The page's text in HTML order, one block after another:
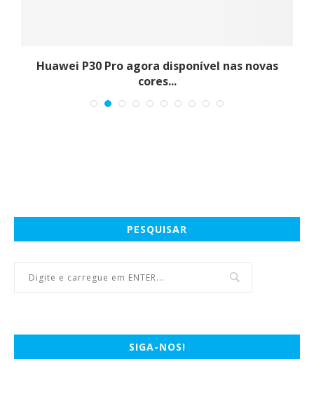
Huawei P30 Pro agora disponível nas novas
cores...
PESQUISAR
SIGA-NOS!